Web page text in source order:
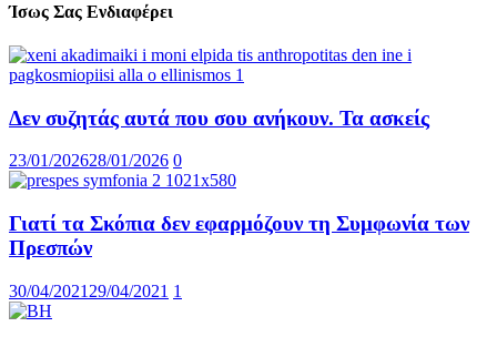
Ίσως Σας Ενδιαφέρει
Δεν συζητάς αυτά που σου ανήκουν. Τα ασκείς
23/01/202628/01/2026 0
Γιατί τα Σκόπια δεν εφαρμόζουν τη Συμφωνία των
Πρεσπών
30/04/2021 29/04/2021 1